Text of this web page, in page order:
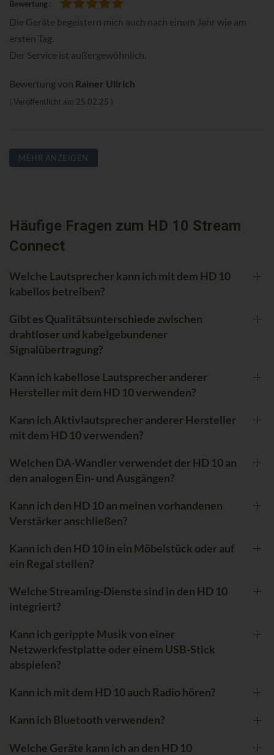
Bewertung
Die Geräte begeistern mich auch nach einem Jahr wie am
ersten Tag.
Der Service ist außergewöhnlich.
Bewertung von Rainer Ullrich
Veröffentlicht am 25.02.25
MEHR ANZEIGEN
Häufige Fragen zum HD 10 Stream
Connect
Welche Lautsprecher kann ich mit dem HD 10
kabellos betreiben?
Gibt es Qualitätsunterschiede zwischen
drahtloser und kabelgebundener
Signalübertragung?
Kann ich kabellose Lautsprecher anderer
Hersteller mit dem HD 10 verwenden?
Kann ich Aktivlautsprecher anderer Hersteller
mit dem HD 10 verwenden?
Welchen DA-Wandler verwendet der HD 10 an
den analogen Ein- und Ausgängen?
Kann ich den HD 10 an meinen vorhandenen
Verstärker anschließen?
Kann ich den HD 10 in ein Möbelstück oder auf
ein Regal stellen?
Welche Streaming-Dienste sind in den HD 10
integriert?
Kann ich gerippte Musik von einer
Netzwerkfestplatte oder einem USB-Stick
abspielen?
Kann ich mit dem HD 10 auch Radio hören?
Kann ich Bluetooth verwenden?
Welche Geräte kann ich an den HD 10